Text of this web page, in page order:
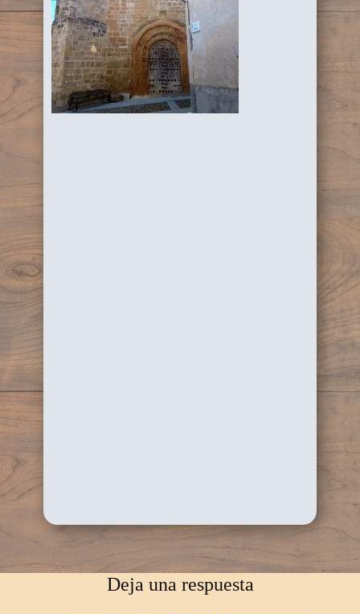
Deja una respuesta